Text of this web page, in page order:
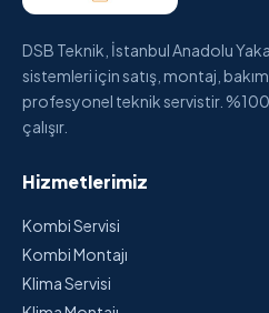
DSB Teknik, İstanbul Anadolu
sistemleri için satış, montaj,
profesyonel teknik servistir.
çalışır.
Hizmetlerimiz
Kombi Servisi
Kombi Montajı
Klima Servisi